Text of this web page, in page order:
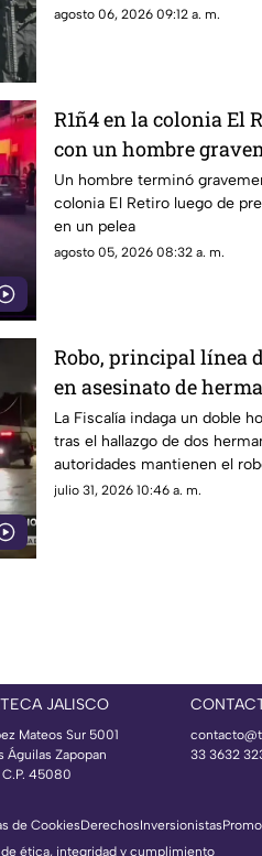
agosto 06, 2026 09:12 a. m.
R1ñ4 en la colonia El
con un hombre
Un hombre terminó
colonia El Retiro luego de
en un pelea
agosto 05, 2026 08:32 a. m.
Robo, principal línea
en asesinato de
La Fiscalía indaga un doble
tras el hallazgo de dos
autoridades mantienen el
como la principal línea de
julio 31, 2026 10:46 a. m.
JALISCO
Mateos Sur 5001
Águilas Zapopan
45080
33 3632
de CookiesDerechosInversionistas
de ética, integridad y cumplimiento